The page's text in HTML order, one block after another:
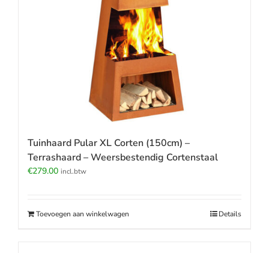
Tuinhaard Pular XL Corten (150cm) –
Terrashaard – Weersbestendig Cortenstaal
€279.00 incl.btw
Toevoegen aan winkelwagen Details